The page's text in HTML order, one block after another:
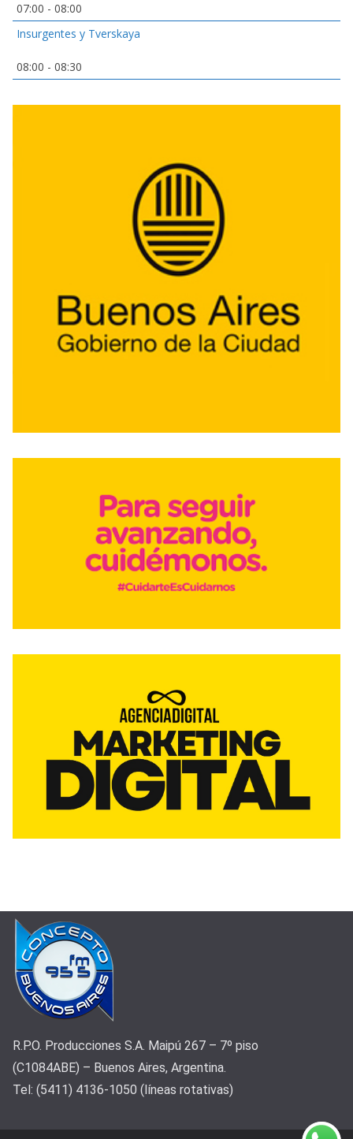
07:00 - 08:00
Insurgentes y Tverskaya
08:00 - 08:30
R.P.O. Producciones S.A. Maipú 267 – 7º piso
(C1084ABE) – Buenos Aires, Argentina.
Tel: (5411) 4136-1050 (líneas rotativas)